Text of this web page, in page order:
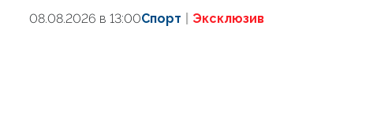
08.08.2026 в 13:00Спорт Эксклюзив